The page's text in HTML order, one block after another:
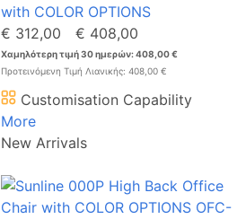
with COLOR OPTIONS
€ 312,00
€ 408,00
Χαμηλότερη τιμή 30 ημερών: 408,00 €
Προτεινόμενη Τιμή Λιανικής: 408,00 €
Customisation Capability
More
New Arrivals